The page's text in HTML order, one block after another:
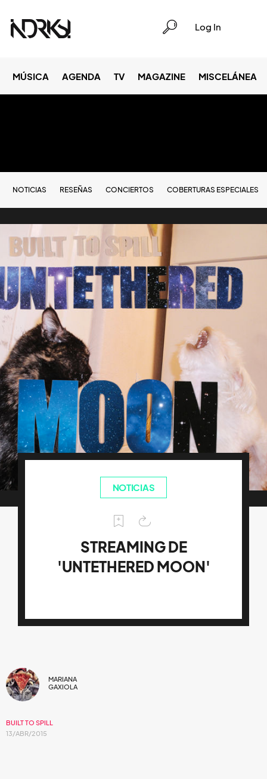
Log In
MÚSICA AGENDA TV MAGAZINE MISCELÁNEA
NOTICIAS RESEÑAS CONCIERTOS COBERTURAS ESPECIALES
NOTICIAS
STREAMING DE
'UNTETHERED MOON'
MARIANA
GAXIOLA
BUILT TO SPILL
13/ABR/2015